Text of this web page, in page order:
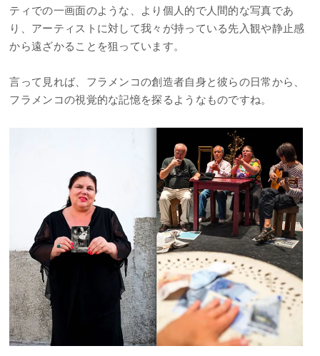
ティでの一画面のような、より個人的で人間的な写真であ
り、アーティストに対して我々が持っている先入観や静止感
から遠ざかることを狙っています。
言って見れば、フラメンコの創造者自身と彼らの日常から、
フラメンコの視覚的な記憶を探るようなものですね。